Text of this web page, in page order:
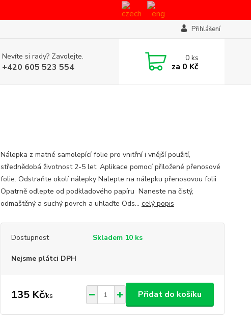
Přihlášení
Nevíte si rady? Zavolejte.
+420 605 523 554
0ks
za 0 Kč
Nálepka z matné samolepící folie pro vnitřní i vnější použití,
střednědobá životnost 2-5 let. Aplikace pomocí přiložené přenosové
folie. Odstraňte okolí nálepky Nalepte na nálepku přenosovou folii
Opatrně odlepte od podkladového papíru Naneste na čistý,
odmaštěný a suchý povrch a uhlaďte Ods... celý popis
Dostupnost Skladem 10 ks
Nejsme plátci DPH
135 Kč/ks Přidat do košíku